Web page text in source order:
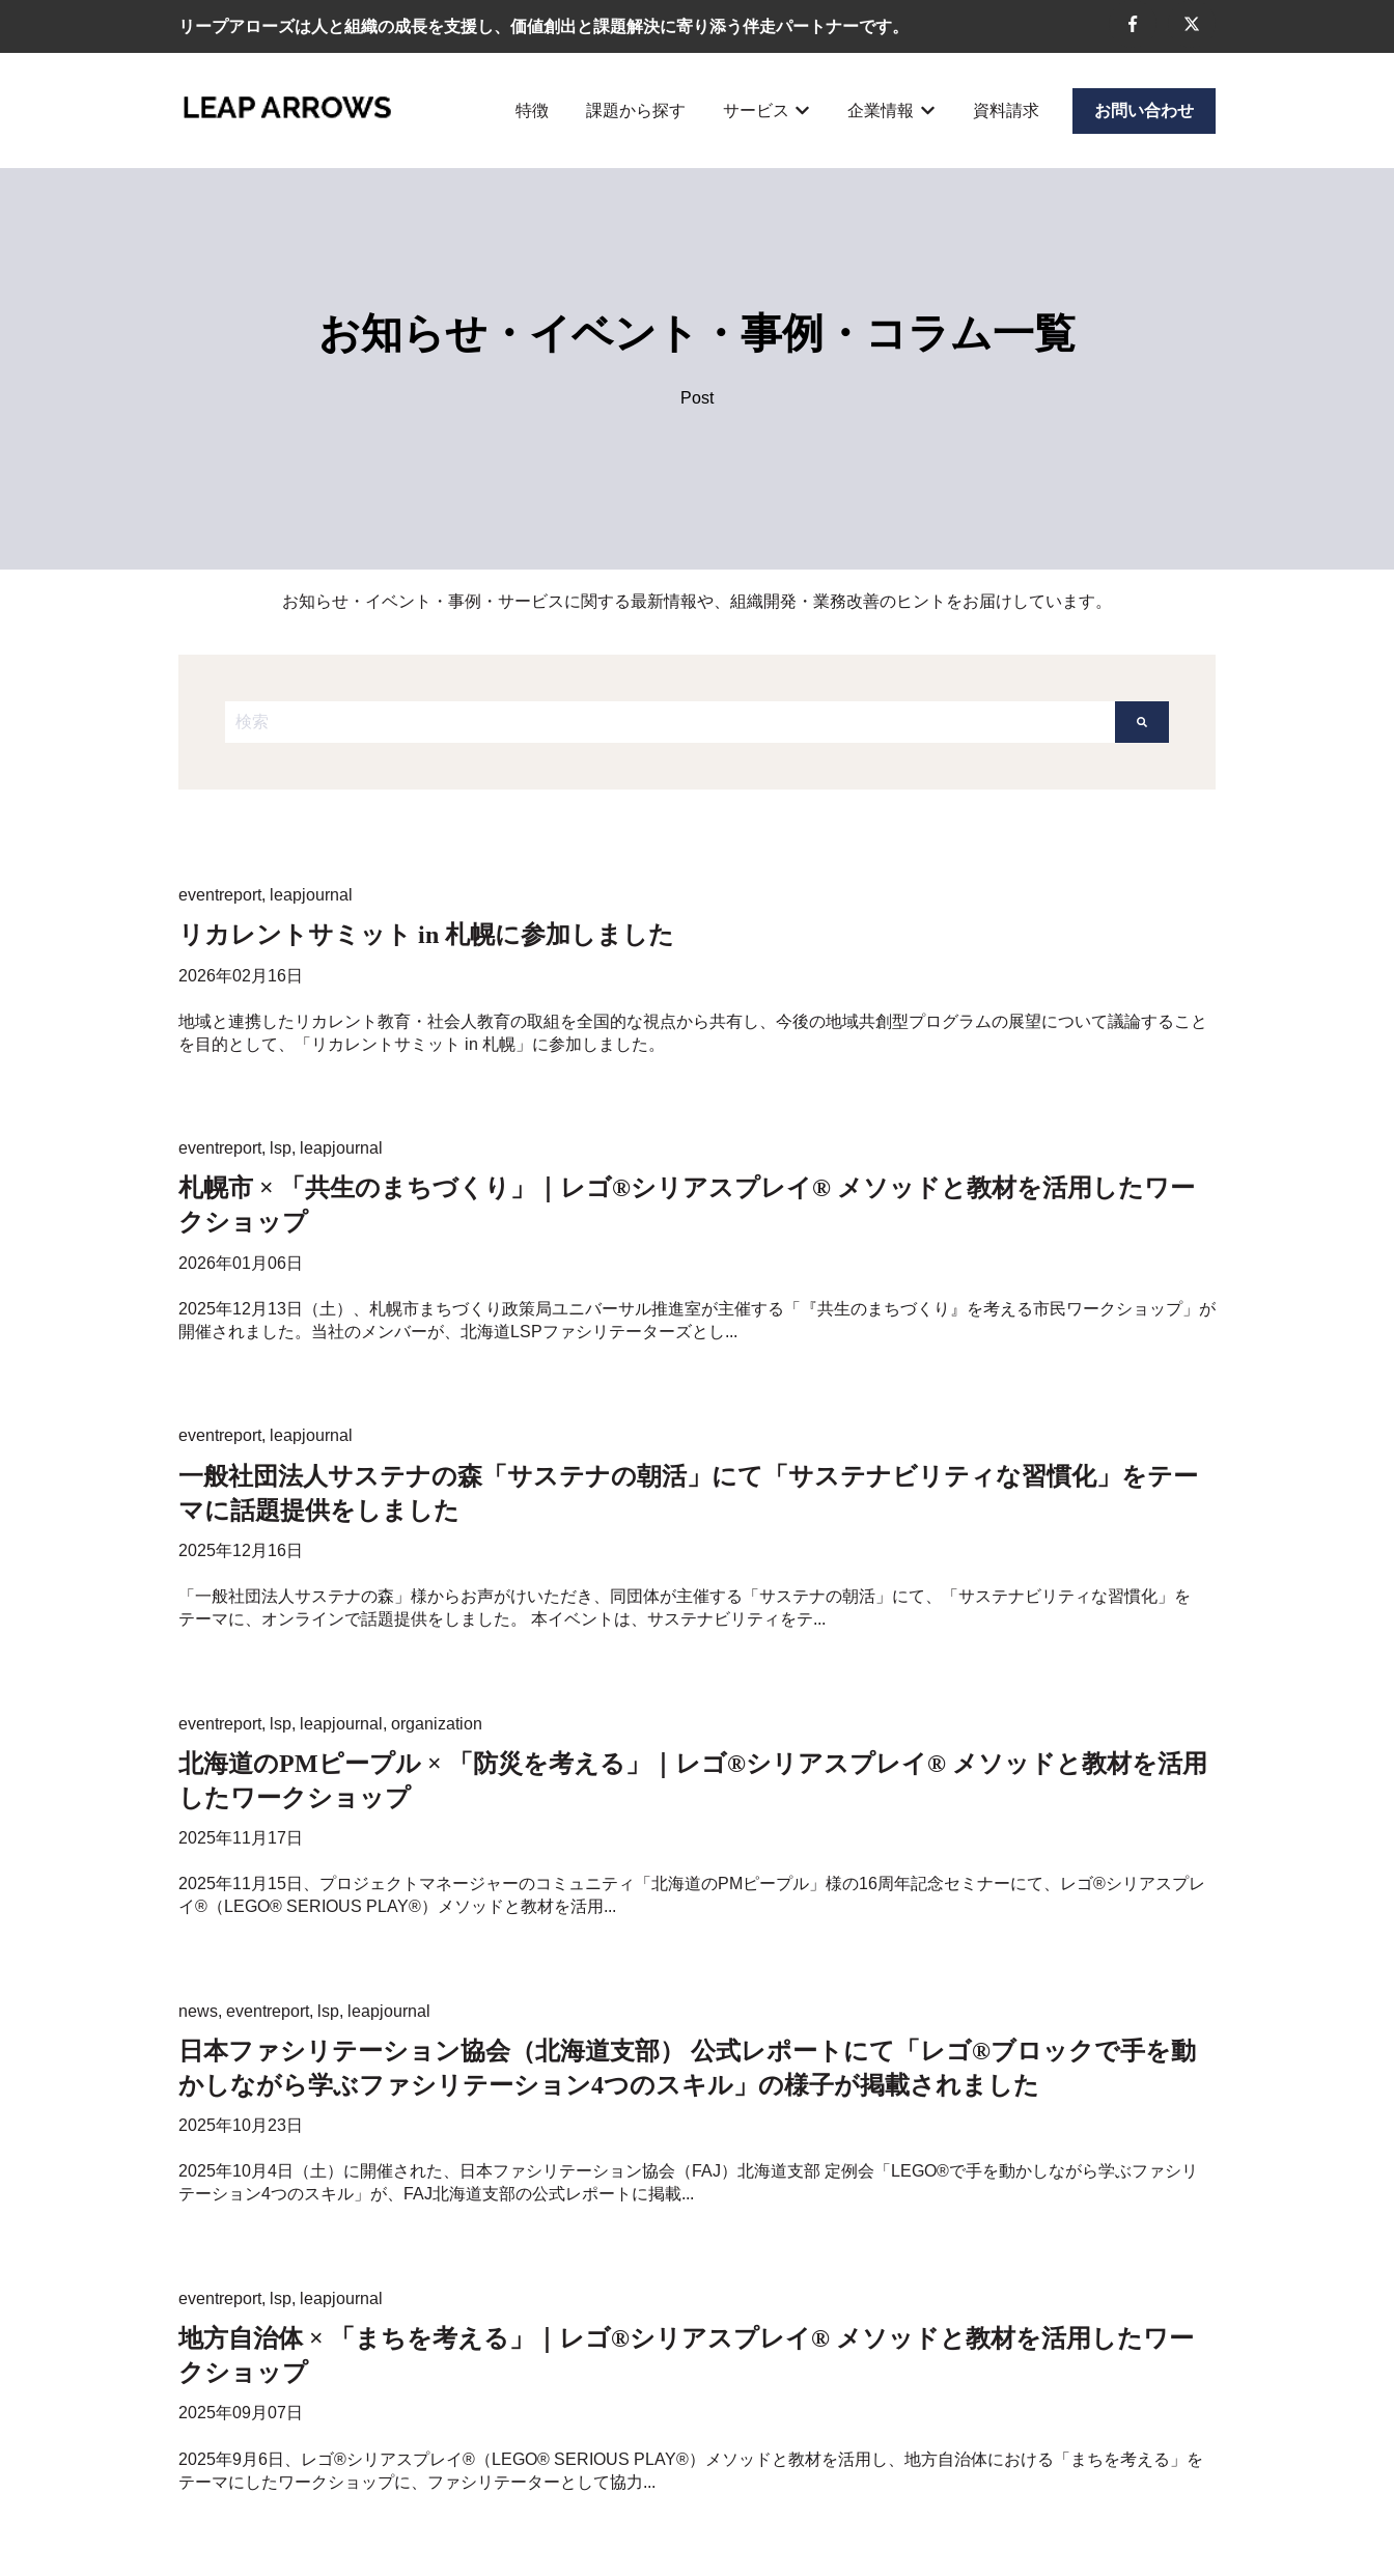
リープアローズは人と組織の成長を支援し、価値創出と課題解決に寄り添う伴走パートナーです。
特徴 課題から探す サービス
サービスのサブメニューを表示
企業情報
企業情報のサブメニューを表示
資料請求 お問い合わせ
お知らせ・イベント・事例・コラム一覧
Post
お知らせ・イベント・事例・サービスに関する最新情報や、組織開発・業務改善のヒントをお届けしています。
これは、自動候補機能付きの検索フィールドです。
eventreport, leapjournal
リカレントサミット in 札幌に参加しました
2026年02月16日
地域と連携したリカレント教育・社会人教育の取組を全国的な視点から共有し、今後の地域共創型プログラムの展望について議論すること
を目的として、「リカレントサミット in 札幌」に参加しました。
eventreport, lsp, leapjournal
札幌市 × 「共生のまちづくり」｜レゴ®シリアスプレイ® メソッドと教材を活用したワー
クショップ
2026年01月06日
2025年12月13日（土）、札幌市まちづくり政策局ユニバーサル推進室が主催する「『共生のまちづくり』を考える市民ワークショップ」が
開催されました。当社のメンバーが、北海道LSPファシリテーターズとし...
eventreport, leapjournal
一般社団法人サステナの森「サステナの朝活」にて「サステナビリティな習慣化」をテー
マに話題提供をしました
2025年12月16日
「一般社団法人サステナの森」様からお声がけいただき、同団体が主催する「サステナの朝活」にて、「サステナビリティな習慣化」を
テーマに、オンラインで話題提供をしました。 本イベントは、サステナビリティをテ...
eventreport, lsp, leapjournal , organization
北海道のPMピープル × 「防災を考える」｜レゴ®シリアスプレイ® メソッドと教材を活用
したワークショップ
2025年11月17日
2025年11月15日、プロジェクトマネージャーのコミュニティ「北海道のPMピープル」様の16周年記念セミナーにて、レゴ®シリアスプレ
イ®（LEGO® SERIOUS PLAY®）メソッドと教材を活用...
news, eventreport, lsp, leapjournal
日本ファシリテーション協会（北海道支部） 公式レポートにて「レゴ®ブロックで手を動
かしながら学ぶファシリテーション4つのスキル」の様子が掲載されました
2025年10月23日
2025年10月4日（土）に開催された、日本ファシリテーション協会（FAJ）北海道支部 定例会「LEGO®で手を動かしながら学ぶファシリ
テーション4つのスキル」が、FAJ北海道支部の公式レポートに掲載...
eventreport, lsp, leapjournal
地方自治体 × 「まちを考える」｜レゴ®シリアスプレイ® メソッドと教材を活用したワー
クショップ
2025年09月07日
2025年9月6日、レゴ®シリアスプレイ®（LEGO® SERIOUS PLAY®）メソッドと教材を活用し、地方自治体における「まちを考える」を
テーマにしたワークショップに、ファシリテーターとして協力...